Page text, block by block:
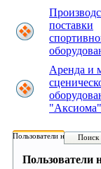
поставки
Аренда и
"Аксиома"
Пользователи на форуме:
Поиск
Пользователи